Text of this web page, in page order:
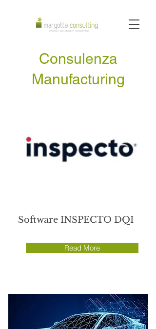
Consulenza
Manufacturing
Software INSPECTO DQI
Read More